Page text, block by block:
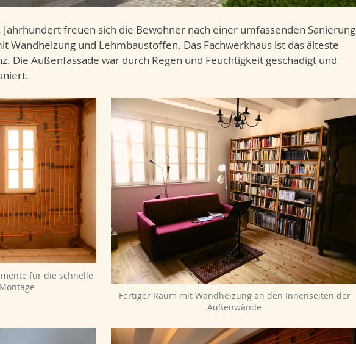
freuen sich die Bewohner nach einer umfassenden Sanierung
Wandheizung und Lehmbaustoffen. Das Fachwerkhaus ist das älteste
Die Außenfassade war durch Regen und Feuchtigkeit geschädigt und
für die schnelle
Fertiger Raum mit Wandheizung an den Innenseiten der
Außenwände